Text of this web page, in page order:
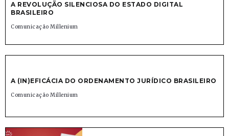
A REVOLUÇÃO SILENCIOSA DO ESTADO DIGITAL
BRASILEIRO
Comunicação Millenium
A (IN)EFICÁCIA DO ORDENAMENTO JURÍDICO BRASILEIRO
Comunicação Millenium